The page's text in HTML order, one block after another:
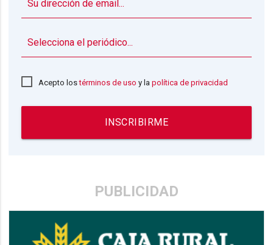
Acepto lostérminos de uso y lapolítica de privacidad
INSCRIBIRME
PUBLICIDAD